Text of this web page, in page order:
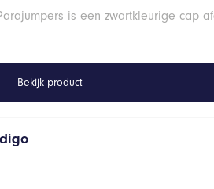
is een zwartkleurige cap
Bekijk product